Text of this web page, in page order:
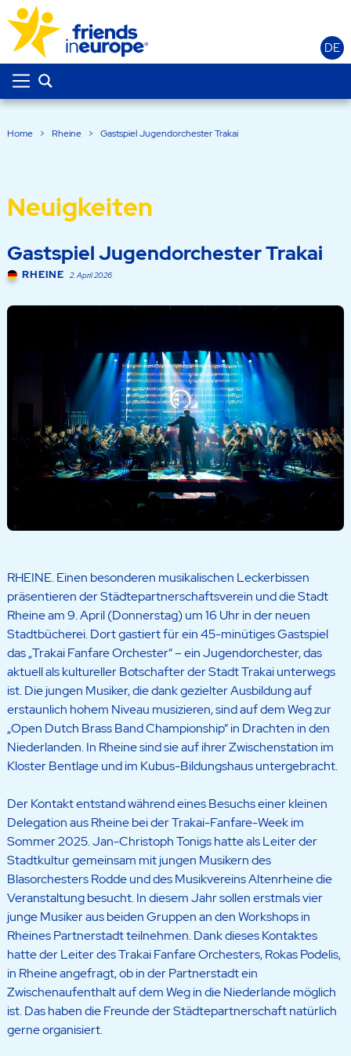
DE
Home > Rheine > Gastspiel Jugendorchester Trakai
Neuigkeiten
Gastspiel Jugendorchester Trakai
RHEINE 2. April 2026
RHEINE. Einen besonderen musikalischen Leckerbissen
präsentieren der Städtepartnerschaftsverein und die Stadt
Rheine am 9. April (Donnerstag) um 16 Uhr in der neuen
Stadtbücherei. Dort gastiert für ein 45-minütiges Gastspiel
das „Trakai Fanfare Orchester“ – ein Jugendorchester, das
aktuell als kultureller Botschafter der Stadt Trakai unterwegs
ist. Die jungen Musiker, die dank gezielter Ausbildung auf
erstaunlich hohem Niveau musizieren, sind auf dem Weg zur
„Open Dutch Brass Band Championship“ in Drachten in den
Niederlanden. In Rheine sind sie auf ihrer Zwischenstation im
Kloster Bentlage und im Kubus-Bildungshaus untergebracht.
Der Kontakt entstand während eines Besuchs einer kleinen
Delegation aus Rheine bei der Trakai-Fanfare-Week im
Sommer 2025. Jan-Christoph Tonigs hatte als Leiter der
Stadtkultur gemeinsam mit jungen Musikern des
Blasorchesters Rodde und des Musikvereins Altenrheine die
Veranstaltung besucht. In diesem Jahr sollen erstmals vier
junge Musiker aus beiden Gruppen an den Workshops in
Rheines Partnerstadt teilnehmen. Dank dieses Kontaktes
hatte der Leiter des Trakai Fanfare Orchesters, Rokas Podelis,
in Rheine angefragt, ob in der Partnerstadt ein
Zwischenaufenthalt auf dem Weg in die Niederlande möglich
ist. Das haben die Freunde der Städtepartnerschaft natürlich
gerne organisiert.